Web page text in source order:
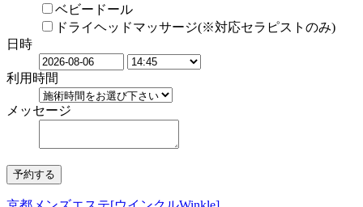
ベビードール
ドライヘッドマッサージ(※対応セラピストのみ)
日時
利用時間
メッセージ